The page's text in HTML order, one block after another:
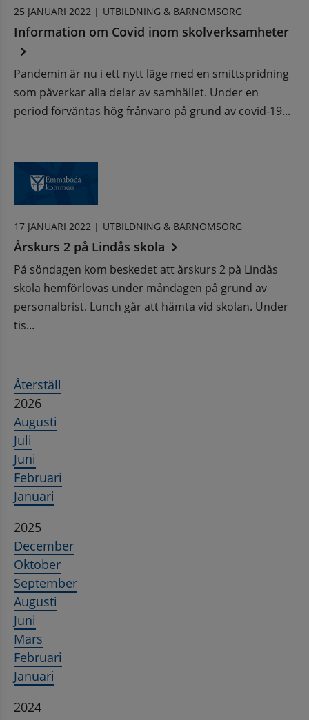
25 JANUARI 2022 | UTBILDNING & BARNOMSORG
Information om Covid inom skolverksamheter
Pandemin är nu i ett nytt läge med en smittspridning
som påverkar alla delar av samhället. Under en
period förväntas hög frånvaro på grund av covid-19...
17 JANUARI 2022 | UTBILDNING & BARNOMSORG
Årskurs 2 på Lindås skola
På söndagen kom beskedet att årskurs 2 på Lindås
skola hemförlovas under måndagen på grund av
personalbrist. Lunch går att hämta vid skolan. Under
tis...
Återställ
2026
Augusti
Juli
Juni
Februari
Januari
2025
December
Oktober
September
Augusti
Juni
Mars
Februari
Januari
2024